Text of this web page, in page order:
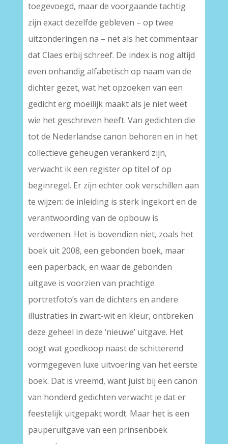
toegevoegd, maar de voorgaande tachtig
zijn exact dezelfde gebleven – op twee
uitzonderingen na – net als het commentaar
dat Claes erbij schreef. De index is nog altijd
even onhandig alfabetisch op naam van de
dichter gezet, wat het opzoeken van een
gedicht erg moeilijk maakt als je niet weet
wie het geschreven heeft. Van gedichten die
tot de Nederlandse canon behoren en in het
collectieve geheugen verankerd zijn,
verwacht ik een register op titel of op
beginregel. Er zijn echter ook verschillen aan
te wijzen: de inleiding is sterk ingekort en de
verantwoording van de opbouw is
verdwenen. Het is bovendien niet, zoals het
boek uit 2008, een gebonden boek, maar
een paperback, en waar de gebonden
uitgave is voorzien van prachtige
portretfoto’s van de dichters en andere
illustraties in zwart-wit en kleur, ontbreken
deze geheel in deze ‘nieuwe’ uitgave. Het
oogt wat goedkoop naast de schitterend
vormgegeven luxe uitvoering van het eerste
boek. Dat is vreemd, want juist bij een canon
van honderd gedichten verwacht je dat er
feestelijk uitgepakt wordt. Maar het is een
pauperuitgave van een prinsenboek